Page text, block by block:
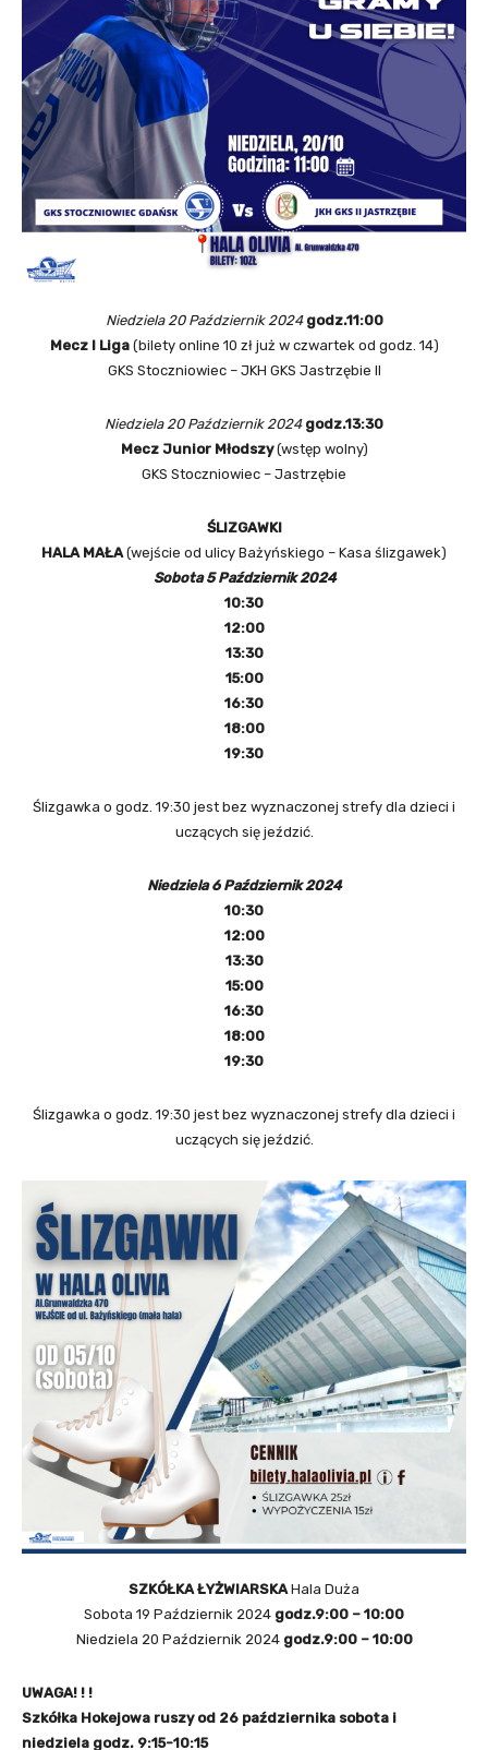
Niedziela 20 Październik 2024 godz.11:00
Mecz I Liga (bilety online 10 zł już w czwartek od godz. 14)
GKS Stoczniowiec – JKH GKS Jastrzębie II
Niedziela 20 Październik 2024 godz.13:30
Mecz Junior Młodszy(wstęp wolny)
GKS Stoczniowiec – Jastrzębie
ŚLIZGAWKI
HALA MAŁA(wejście od ulicy Bażyńskiego – Kasa ślizgawek)
Sobota 5 Październik 2024
10:30
12:00
13:30
15:00
16:30
18:00
19:30
Ślizgawka o godz. 19:30 jest bez wyznaczonej strefy dla dzieci i
uczących się jeździć.
Niedziela 6 Październik 2024
10:30
12:00
13:30
15:00
16:30
18:00
19:30
Ślizgawka o godz. 19:30 jest bez wyznaczonej strefy dla dzieci i
uczących się jeździć.
SZKÓŁKA ŁYŻWIARSKA Hala Duża
Sobota 19 Październik 2024 godz.9:00 – 10:00
Niedziela 20 Październik 2024 godz.9:00 – 10:00
UWAGA! ! !
Szkółka Hokejowa ruszy od 26 października sobota i
niedziela godz. 9:15-10:15